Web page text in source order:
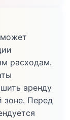
расходам.
аренду
зоне. Перед